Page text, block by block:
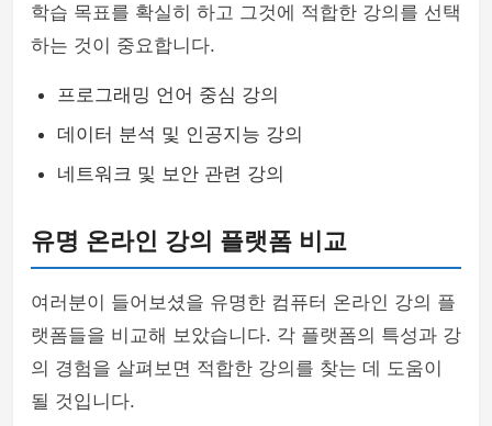
학습 목표를 확실히 하고 그것에 적합한 강의를 선택
하는 것이 중요합니다.
프로그래밍 언어 중심 강의
데이터 분석 및 인공지능 강의
네트워크 및 보안 관련 강의
유명 온라인 강의 플랫폼 비교
여러분이 들어보셨을 유명한 컴퓨터 온라인 강의 플
랫폼들을 비교해 보았습니다. 각 플랫폼의 특성과 강
의 경험을 살펴보면 적합한 강의를 찾는 데 도움이
될 것입니다.